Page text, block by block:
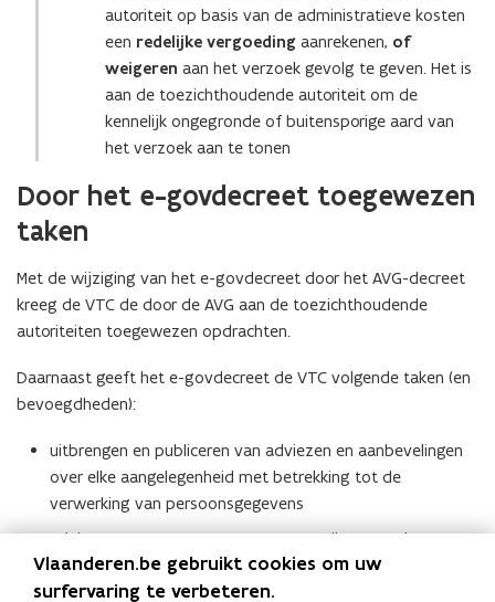
autoriteit op basis van de administratieve kosten
een redelijke vergoeding aanrekenen, of
weigeren aan het verzoek gevolg te geven. Het is
aan de toezichthoudende autoriteit om de
kennelijk ongegronde of buitensporige aard van
het verzoek aan te tonen
Door het e-govdecreet toegewezen
taken
Met de wijziging van het e-govdecreet door het AVG-decreet
kreeg de VTC de door de AVG aan de toezichthoudende
autoriteiten toegewezen opdrachten.
Daarnaast geeft het e-govdecreet de VTC volgende taken (en
bevoegdheden):
uitbrengen en publiceren van adviezen en aanbevelingen
over elke aangelegenheid met betrekking tot de
verwerking van persoonsgegevens
adviseren van ontwerpen van protocollen voor de
mededeling van persoonsgegevens en publiceren van het
advies
Vlaanderen.be gebruikt cookies om uw
surfervaring te verbeteren.